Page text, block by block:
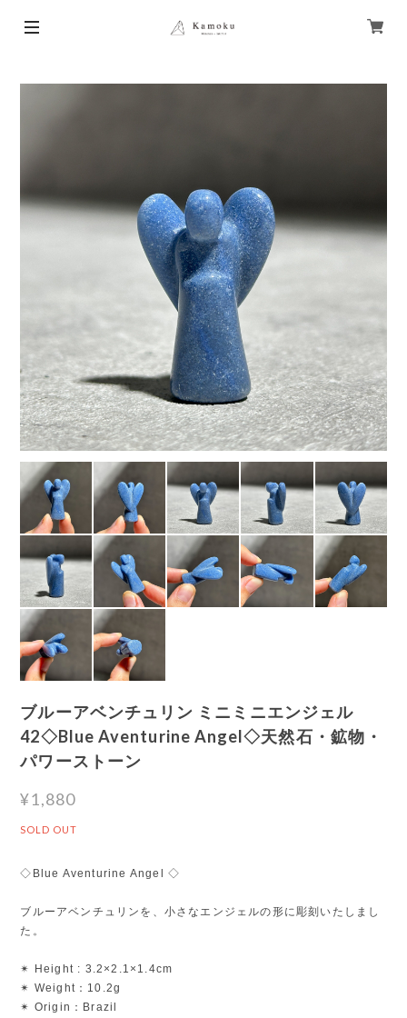
ブルーアベンチュリン ミニミニエンジェル
42◇Blue Aventurine Angel◇天然石・鉱物・
パワーストーン
¥1,880
SOLD OUT
◇Blue Aventurine Angel ◇
ブルーアベンチュリンを、小さなエンジェルの形に彫刻いたしまし
た。
✴︎ Height : 3.2×2.1×1.4cm
✴︎ Weight：10.2g
✴︎ Origin：Brazil